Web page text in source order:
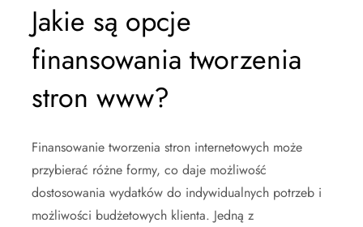
Jakie są opcje
finansowania tworzenia
stron www?
Finansowanie tworzenia stron internetowych może
przybierać różne formy, co daje możliwość
dostosowania wydatków do indywidualnych potrzeb i
możliwości budżetowych klienta. Jedną z